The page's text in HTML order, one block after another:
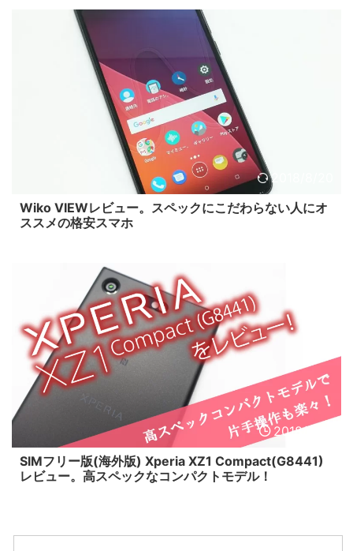
2018/8/20
Wiko VIEWレビュー。スペックにこだわらない人にオ
ススメの格安スマホ
2018/2/21
SIMフリー版(海外版) Xperia XZ1 Compact(G8441)
レビュー。高スペックなコンパクトモデル！